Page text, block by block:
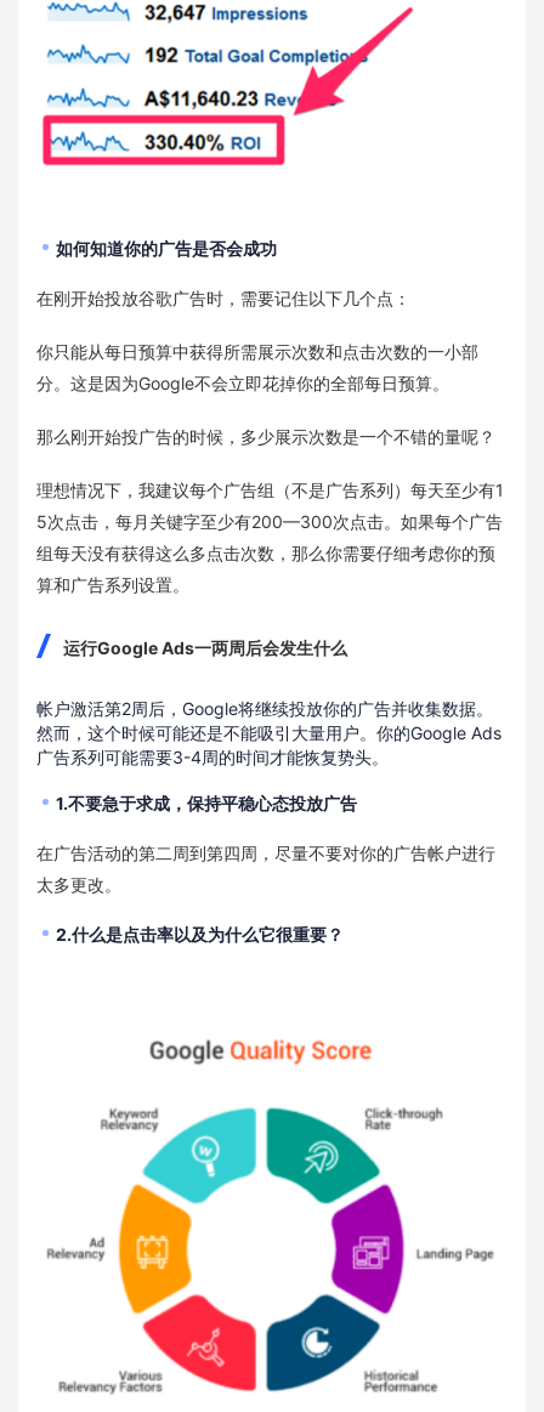
如何知道你的广告是否会成功
在刚开始投放谷歌广告时，需要记住以下几个点：
你只能从每日预算中获得所需展示次数和点击次数的一小部
分。这是因为Google不会立即花掉你的全部每日预算。
那么刚开始投广告的时候，多少展示次数是一个不错的量呢？
理想情况下，我建议每个广告组（不是广告系列）每天至少有1
5次点击，每月关键字至少有200—300次点击。如果每个广告
组每天没有获得这么多点击次数，那么你需要仔细考虑你的预
算和广告系列设置。
运行Google Ads一两周后会发生什么
帐户激活第2周后，Google将继续投放你的广告并收集数据。
然而，这个时候可能还是不能吸引大量用户。你的Google Ads
广告系列可能需要3-4周的时间才能恢复势头。
1.不要急于求成，保持平稳心态投放广告
在广告活动的第二周到第四周，尽量不要对你的广告帐户进行
太多更改。
2.什么是点击率以及为什么它很重要？